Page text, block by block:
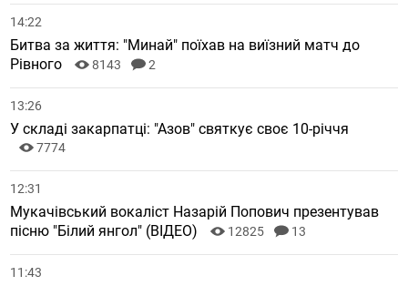
14:22
Битва за життя: "Минай" поїхав на виїзний матч до
Рівного
8143 2
13:26
У складі закарпатці: "Азов" святкує своє 10-річчя
7774
12:31
Мукачівський вокаліст Назарій Попович презентував
пісню "Білий янгол" (ВІДЕО)
12825 13
11:43